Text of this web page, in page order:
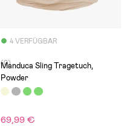
4 VERFÜGBAR
(0)
Manduca Sling Tragetuch,
Powder
69,99 €